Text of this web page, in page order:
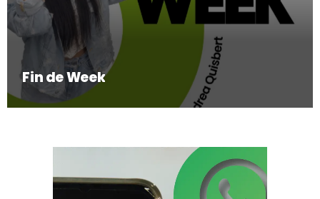
Fin de Week